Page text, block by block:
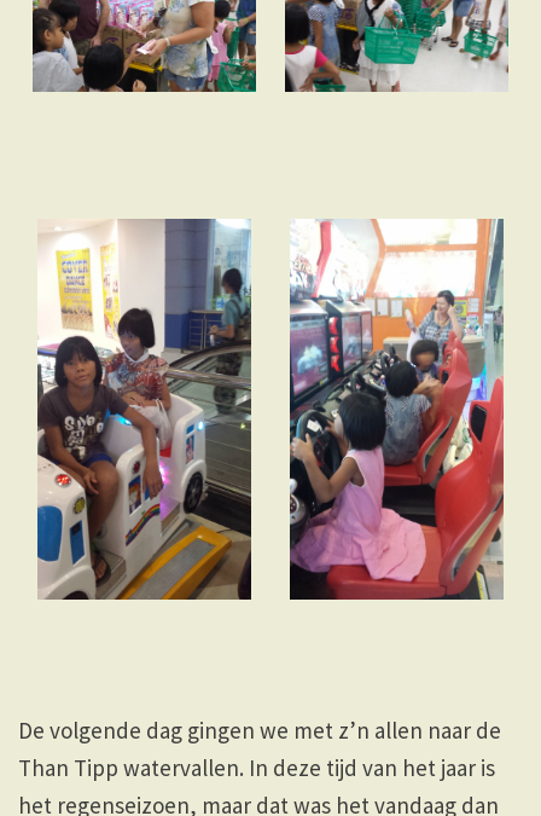
De volgende dag gingen we met z’n allen naar de
Than Tipp watervallen. In deze tijd van het jaar is
het regenseizoen, maar dat was het vandaag dan